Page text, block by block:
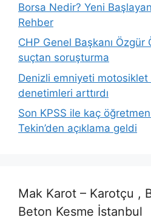
Borsa Nedir? Yeni
Rehber
CHP Genel Başkanı Özgür
suçtan soruşturma
Denizli emniyeti motosiklet
denetimleri arttırdı
Son KPSS ile kaç
Tekin’den açıklama geldi
Mak Karot – Karotçu ,
Beton Kesme İstanbul